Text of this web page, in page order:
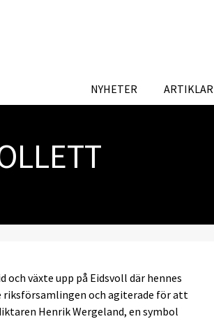
NYHETER ARTIKLAR
växte upp på Eidsvoll där hennes
riksförsamlingen och agiterade för att
Henrik Wergeland, en symbol